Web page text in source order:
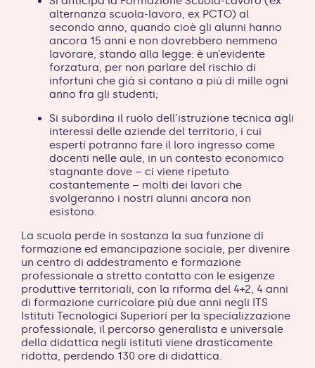
alternanza scuola-lavoro, ex PCTO) al
secondo anno, quando cioè gli alunni hanno
ancora 15 anni e non dovrebbero nemmeno
lavorare, stando alla legge: è un’evidente
forzatura, per non parlare del rischio di
infortuni che già si contano a più di mille ogni
anno fra gli studenti;
Si subordina il ruolo dell’istruzione tecnica agli
interessi delle aziende del territorio, i cui
esperti potranno fare il loro ingresso come
docenti nelle aule, in un contesto economico
stagnante dove – ci viene ripetuto
costantemente – molti dei lavori che
svolgeranno i nostri alunni ancora non
esistono.
La scuola perde in sostanza la sua funzione di
formazione ed emancipazione sociale, per divenire
un centro di addestramento e formazione
professionale a stretto contatto con le esigenze
produttive territoriali, con la riforma del 4+2, 4 anni
di formazione curricolare più due anni negli ITS
Istituti Tecnologici Superiori per la specializzazione
professionale, il percorso generalista e universale
della didattica negli istituti viene drasticamente
ridotta, perdendo 130 ore di didattica.